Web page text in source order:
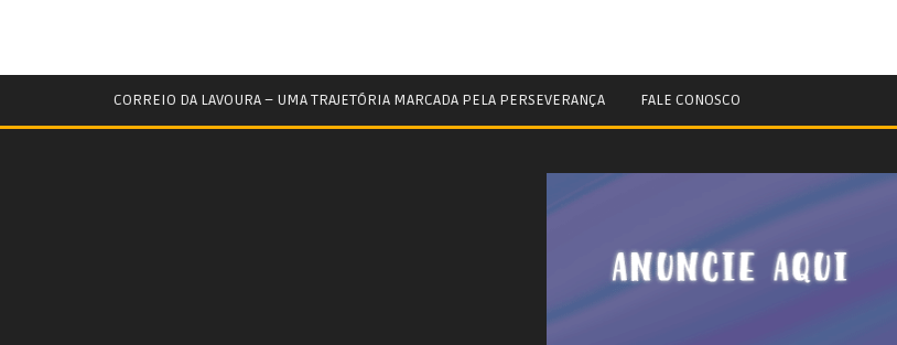
CORREIO DA LAVOURA – UMA TRAJETÓRIA MARCADA PELA PERSEVERANÇA FALE CONOSCO